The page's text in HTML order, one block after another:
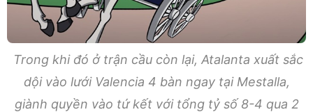
Trong khi đó ở trận cầu còn lại, Atalanta xuất sắc
dội vào lưới Valencia 4 bàn ngay tại Mestalla,
giành quyền vào tứ kết với tổng tỷ số 8-4 qua 2